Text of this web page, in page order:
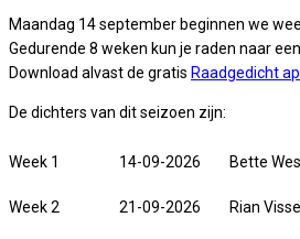
Maandag 14 september beginnen we
Gedurende 8 weken kun je raden naar
Download alvast de gratis Raadgedicht
De dichters van dit seizoen zijn:
Week 1 14-09-2026 Bette
Week 2 21-09-2026 Rian